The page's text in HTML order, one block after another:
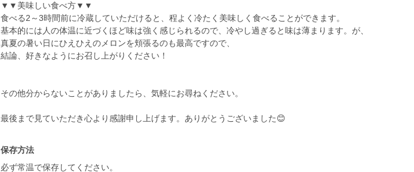
▼▼美味しい食べ方▼▼
食べる2～3時間前に冷蔵していただけると、程よく冷たく美味しく食べることができます。
基本的には人の体温に近づくほど味は強く感じられるので、冷やし過ぎると味は薄まります。が、
真夏の暑い日にひえひえのメロンを頬張るのも最高ですので、
結論、好きなようにお召し上がりください！
その他分からないことがありましたら、気軽にお尋ねください。
最後まで見ていただき心より感謝申し上げます。ありがとうございました😊
保存方法
必ず常温で保存してください。